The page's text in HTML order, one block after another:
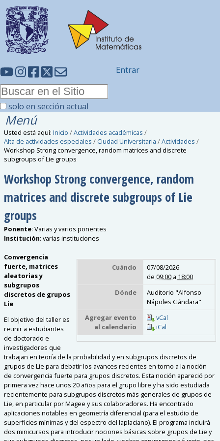
solo en sección actual
Entrar
Menú
Usted está aquí: Inicio /Actividades académicas /
Alta de actividades especiales / Ciudad Universitaria /Actividades /
Workshop Strong convergence, random matrices and discrete
subgroups of Lie groups
Workshop Strong convergence, random
matrices and discrete subgroups of Lie
groups
Ponente:Varias y varios ponentes
Institución:varias instituciones
Cuándo
07/08/2026
de 09:00 a 18:00
Dónde
Auditorio "Alfonso
Nápoles Gándara"
Agregar evento
al calendario
vCal
iCal
Convergencia
fuerte, matrices
aleatorias y
subgrupos
discretos de grupos
Lie
El objetivo del taller es
reunir a estudiantes
de doctorado e
investigadores que
trabajan en teoría de la probabilidad y en subgrupos discretos de
grupos de Lie para debatir los avances recientes en torno a la noción
de convergencia fuerte para grupos discretos. Esta noción apareció por
primera vez hace unos 20 años para el grupo libre y ha sido estudiada
recientemente para subgrupos discretos más generales de grupos de
Lie, en particular por Magee y sus colaboradores. Ha encontrado
aplicaciones notables en geometría diferencial (para el estudio de
superficies mínimas y del espectro del laplaciano). El programa incluirá
dos minicursos para introducir nociones básicas sobre grupos de Lie y